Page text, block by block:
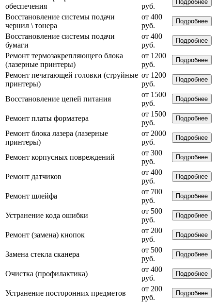
обеспечения
руб.
Подробнее
Восстановление системы подачи
чернил \ тонера
от 400
руб.
Подробнее
Восстановление системы подачи
бумаги
от 400
руб.
Подробнее
Ремонт термозакрепляющего блока
(лазерные принтеры)
от 1200
руб.
Подробнее
Ремонт печатающей головки (струйные
принтеры)
от 1200
руб.
Подробнее
Восстановление цепей питания
от 1500
руб.
Подробнее
Ремонт платы форматера
от 1500
руб.
Подробнее
Ремонт блока лазера (лазерные
принтеры)
от 2000
руб.
Подробнее
Ремонт корпусных повреждений
от 300
руб.
Подробнее
Ремонт датчиков
от 400
руб.
Подробнее
Ремонт шлейфа
от 700
руб.
Подробнее
Устранение кода ошибки
от 500
руб.
Подробнее
Ремонт (замена) кнопок
от 200
руб.
Подробнее
Замена стекла сканера
от 500
руб.
Подробнее
Очистка (профилактика)
от 400
руб.
Подробнее
Устранение посторонних предметов
от 200
руб.
Подробнее